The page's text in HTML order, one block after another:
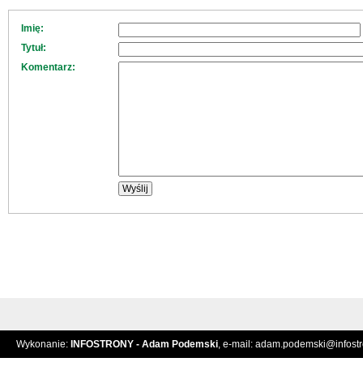
Imię:
Tytuł:
Komentarz:
Wykonanie: INFOSTRONY - Adam Podemski, e-mail: